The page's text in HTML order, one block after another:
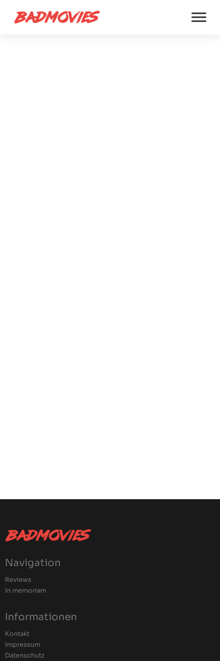
Navigation
Reviews
In memoriam
Informationen
Kontakt
Impressum
Datenschutz